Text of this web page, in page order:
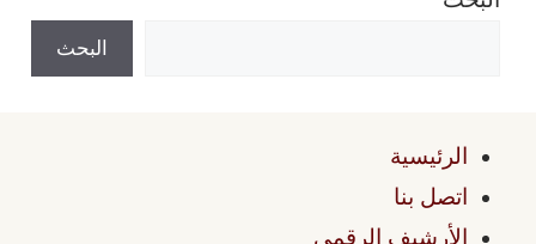
البحث
الرئيسية
اتصل بنا
الأرشيف الرقمي